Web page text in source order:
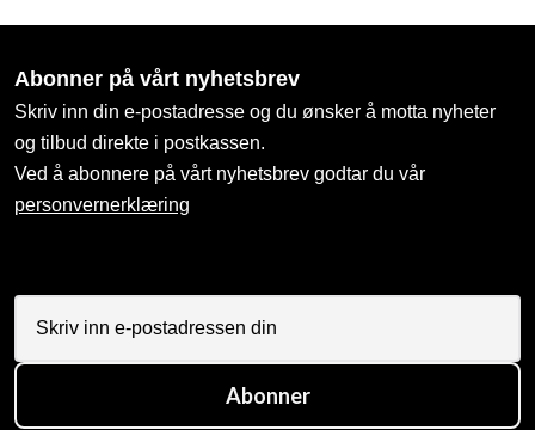
Abonner på vårt nyhetsbrev
Skriv inn din e-postadresse og du ønsker å motta nyheter
og tilbud direkte i postkassen.
Ved å abonnere på vårt nyhetsbrev godtar du vår
personvernerklæring
Abonner